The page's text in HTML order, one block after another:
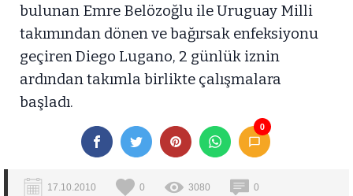
bulunan Emre Belözoğlu ile Uruguay Milli
takımından dönen ve bağırsak enfeksiyonu
geçiren Diego Lugano, 2 günlük iznin
ardından takımla birlikte çalışmalara
başladı.
0
17.10.2010 0 3080 0